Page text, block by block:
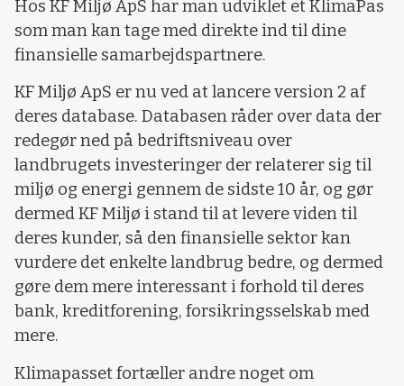
Hos KF Miljø ApS har man udviklet et KlimaPas
som man kan tage med direkte ind til dine
finansielle samarbejdspartnere.
KF Miljø ApS er nu ved at lancere version 2 af
deres database. Databasen råder over data der
redegør ned på bedriftsniveau over
landbrugets investeringer der relaterer sig til
miljø og energi gennem de sidste 10 år, og gør
dermed KF Miljø i stand til at levere viden til
deres kunder, så den finansielle sektor kan
vurdere det enkelte landbrug bedre, og dermed
gøre dem mere interessant i forhold til deres
bank, kreditforening, forsikringsselskab med
mere.
Klimapasset fortæller andre noget om